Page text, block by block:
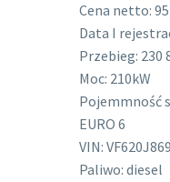
Cena netto:
Data I
Przebieg: 230
Moc: 210kW
Pojemmność
EURO 6
VIN:
Paliwo: diesel